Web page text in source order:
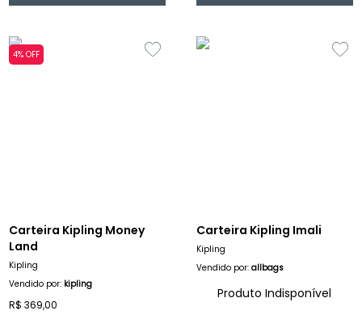
4% OFF
Carteira Kipling Money
Land
Kipling
Vendido por: kipling
R$ 369,00
Carteira Kipling Imali
Kipling
Vendido por: allbags
Produto Indisponível